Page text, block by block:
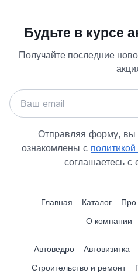
Будьте в курсе
Получайте последние
Отправляя форму, вы
ознакомлены с
соглашаетесь с
Главная Каталог Про
О компании
Автоведро Автовизитка
Строительство и ремонт